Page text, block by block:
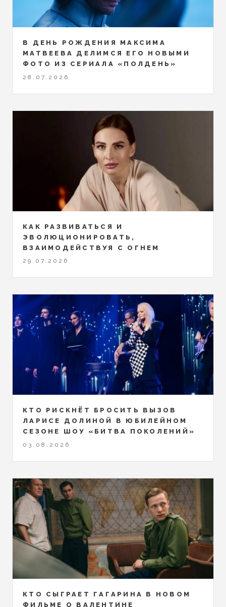
В ДЕНЬ РОЖДЕНИЯ МАКСИМА
МАТВЕЕВА ДЕЛИМСЯ ЕГО НОВЫМИ
ФОТО ИЗ СЕРИАЛА «ПОЛДЕНЬ»
28.07.2026
КАК РАЗВИВАТЬСЯ И
ЭВОЛЮЦИОНИРОВАТЬ,
ВЗАИМОДЕЙСТВУЯ С ОГНЕМ
29.07.2026
КТО РИСКНЁТ БРОСИТЬ ВЫЗОВ
ЛАРИСЕ ДОЛИНОЙ В ЮБИЛЕЙНОМ
СЕЗОНЕ ШОУ «БИТВА ПОКОЛЕНИЙ»
03.08.2026
КТО СЫГРАЕТ ГАГАРИНА В НОВОМ
ФИЛЬМЕ О ВАЛЕНТИНЕ